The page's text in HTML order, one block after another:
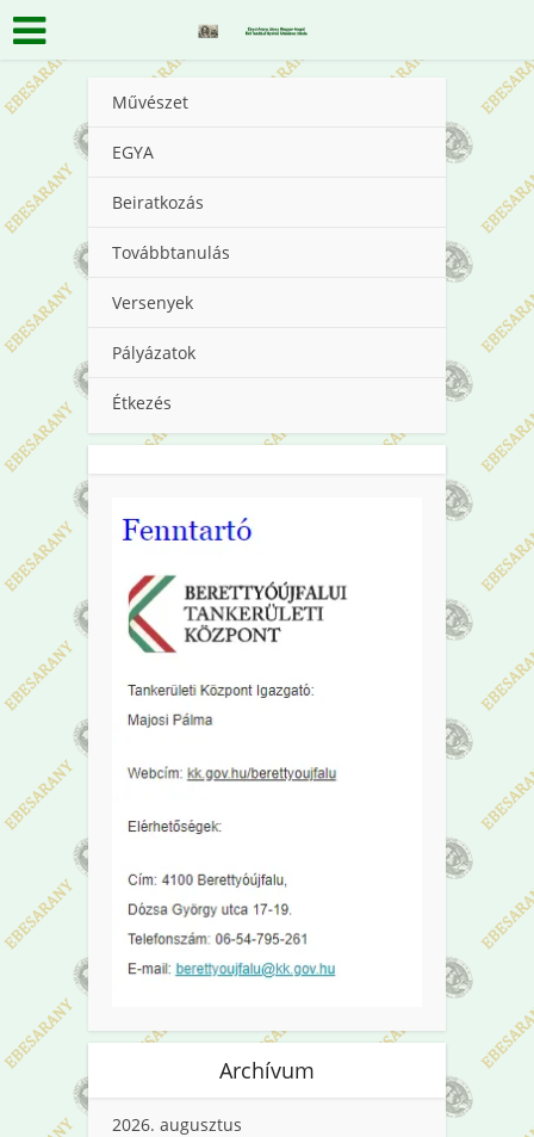
Művészet
EGYA
Beiratkozás
Továbbtanulás
Versenyek
Pályázatok
Étkezés
Archívum
2026. augusztus